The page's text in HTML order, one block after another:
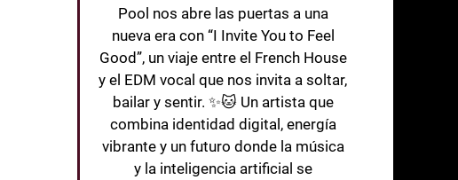
Pool nos abre las puertas a una
nueva era con “I Invite You to Feel
Good”, un viaje entre el French House
y el EDM vocal que nos invita a soltar,
bailar y sentir. ✨🐱 Un artista que
combina identidad digital, energía
vibrante y un futuro donde la música
y la inteligencia artificial se